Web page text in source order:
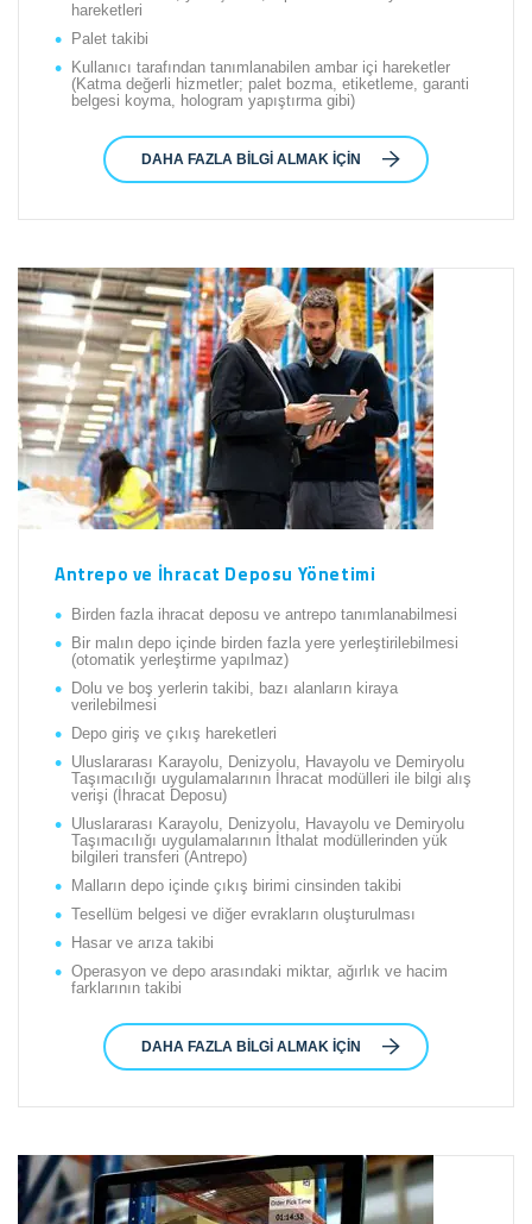
hareketleri
Palet takibi
Kullanıcı tarafından tanımlanabilen ambar içi hareketler
(Katma değerli hizmetler; palet bozma, etiketleme, garanti
belgesi koyma, hologram yapıştırma gibi)
DAHA FAZLA BILGI ALMAK İÇIN
Antrepo ve İhracat Deposu Yönetimi
Birden fazla ihracat deposu ve antrepo tanımlanabilmesi
Bir malın depo içinde birden fazla yere yerleştirilebilmesi
(otomatik yerleştirme yapılmaz)
Dolu ve boş yerlerin takibi, bazı alanların kiraya
verilebilmesi
Depo giriş ve çıkış hareketleri
Uluslararası Karayolu, Denizyolu, Havayolu ve Demiryolu
Taşımacılığı uygulamalarının İhracat modülleri ile bilgi alış
verişi (İhracat Deposu)
Uluslararası Karayolu, Denizyolu, Havayolu ve Demiryolu
Taşımacılığı uygulamalarının İthalat modüllerinden yük
bilgileri transferi (Antrepo)
Malların depo içinde çıkış birimi cinsinden takibi
Tesellüm belgesi ve diğer evrakların oluşturulması
Hasar ve arıza takibi
Operasyon ve depo arasındaki miktar, ağırlık ve hacim
farklarının takibi
DAHA FAZLA BILGI ALMAK İÇIN